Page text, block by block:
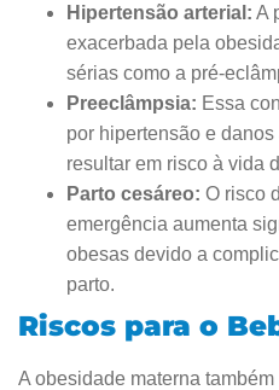
Hipertensão arterial: A
exacerbada pela
sérias como a pré-
Preeclâmpsia: Essa
por hipertensão e
resultar em risco à vida
Parto cesáreo: O risco
emergência aumenta
obesas devido a
parto.
Riscos para o
A obesidade materna